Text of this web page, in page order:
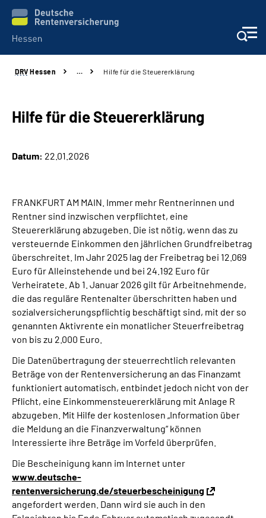
Online-Services
Beratung und Kontakt
Magazine
Über uns
Inhalte in Gebärdensprache (DGS)
Leichte Sprache
Suche
Mein Kundenportal
DRV Hessen … Hilfe für die Steuererklärung
Hilfe für die Steuererklärung
Datum: 22.01.2026
FRANKFURT AM MAIN. Immer mehr Rentnerinnen und
Rentner sind inzwischen verpflichtet, eine
Steuererklärung abzugeben. Die ist nötig, wenn das zu
versteuernde Einkommen den jährlichen Grundfreibetrag
überschreitet. Im Jahr 2025 lag der Freibetrag bei 12.069
Euro für Alleinstehende und bei 24.192 Euro für
Verheiratete. Ab 1. Januar 2026 gilt für Arbeitnehmende,
die das reguläre Rentenalter überschritten haben und
sozialversicherungspflichtig beschäftigt sind, mit der so
genannten Aktivrente ein monatlicher Steuerfreibetrag
von bis zu 2.000 Euro.
Die Datenübertragung der steuerrechtlich relevanten
Beträge von der Rentenversicherung an das Finanzamt
funktioniert automatisch, entbindet jedoch nicht von der
Pflicht, eine Einkommensteuererklärung mit Anlage R
abzugeben. Mit Hilfe der kostenlosen „Information über
die Meldung an die Finanzverwaltung“ können
Interessierte ihre Beträge im Vorfeld überprüfen.
Die Bescheinigung kann im Internet unter
www.deutsche-
rentenversicherung.de/steuerbescheinigung
angefordert werden. Dann wird sie auch in den